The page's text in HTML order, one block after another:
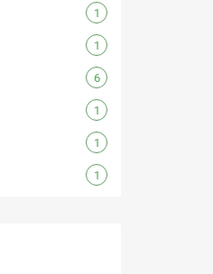
1
1
6
1
1
1